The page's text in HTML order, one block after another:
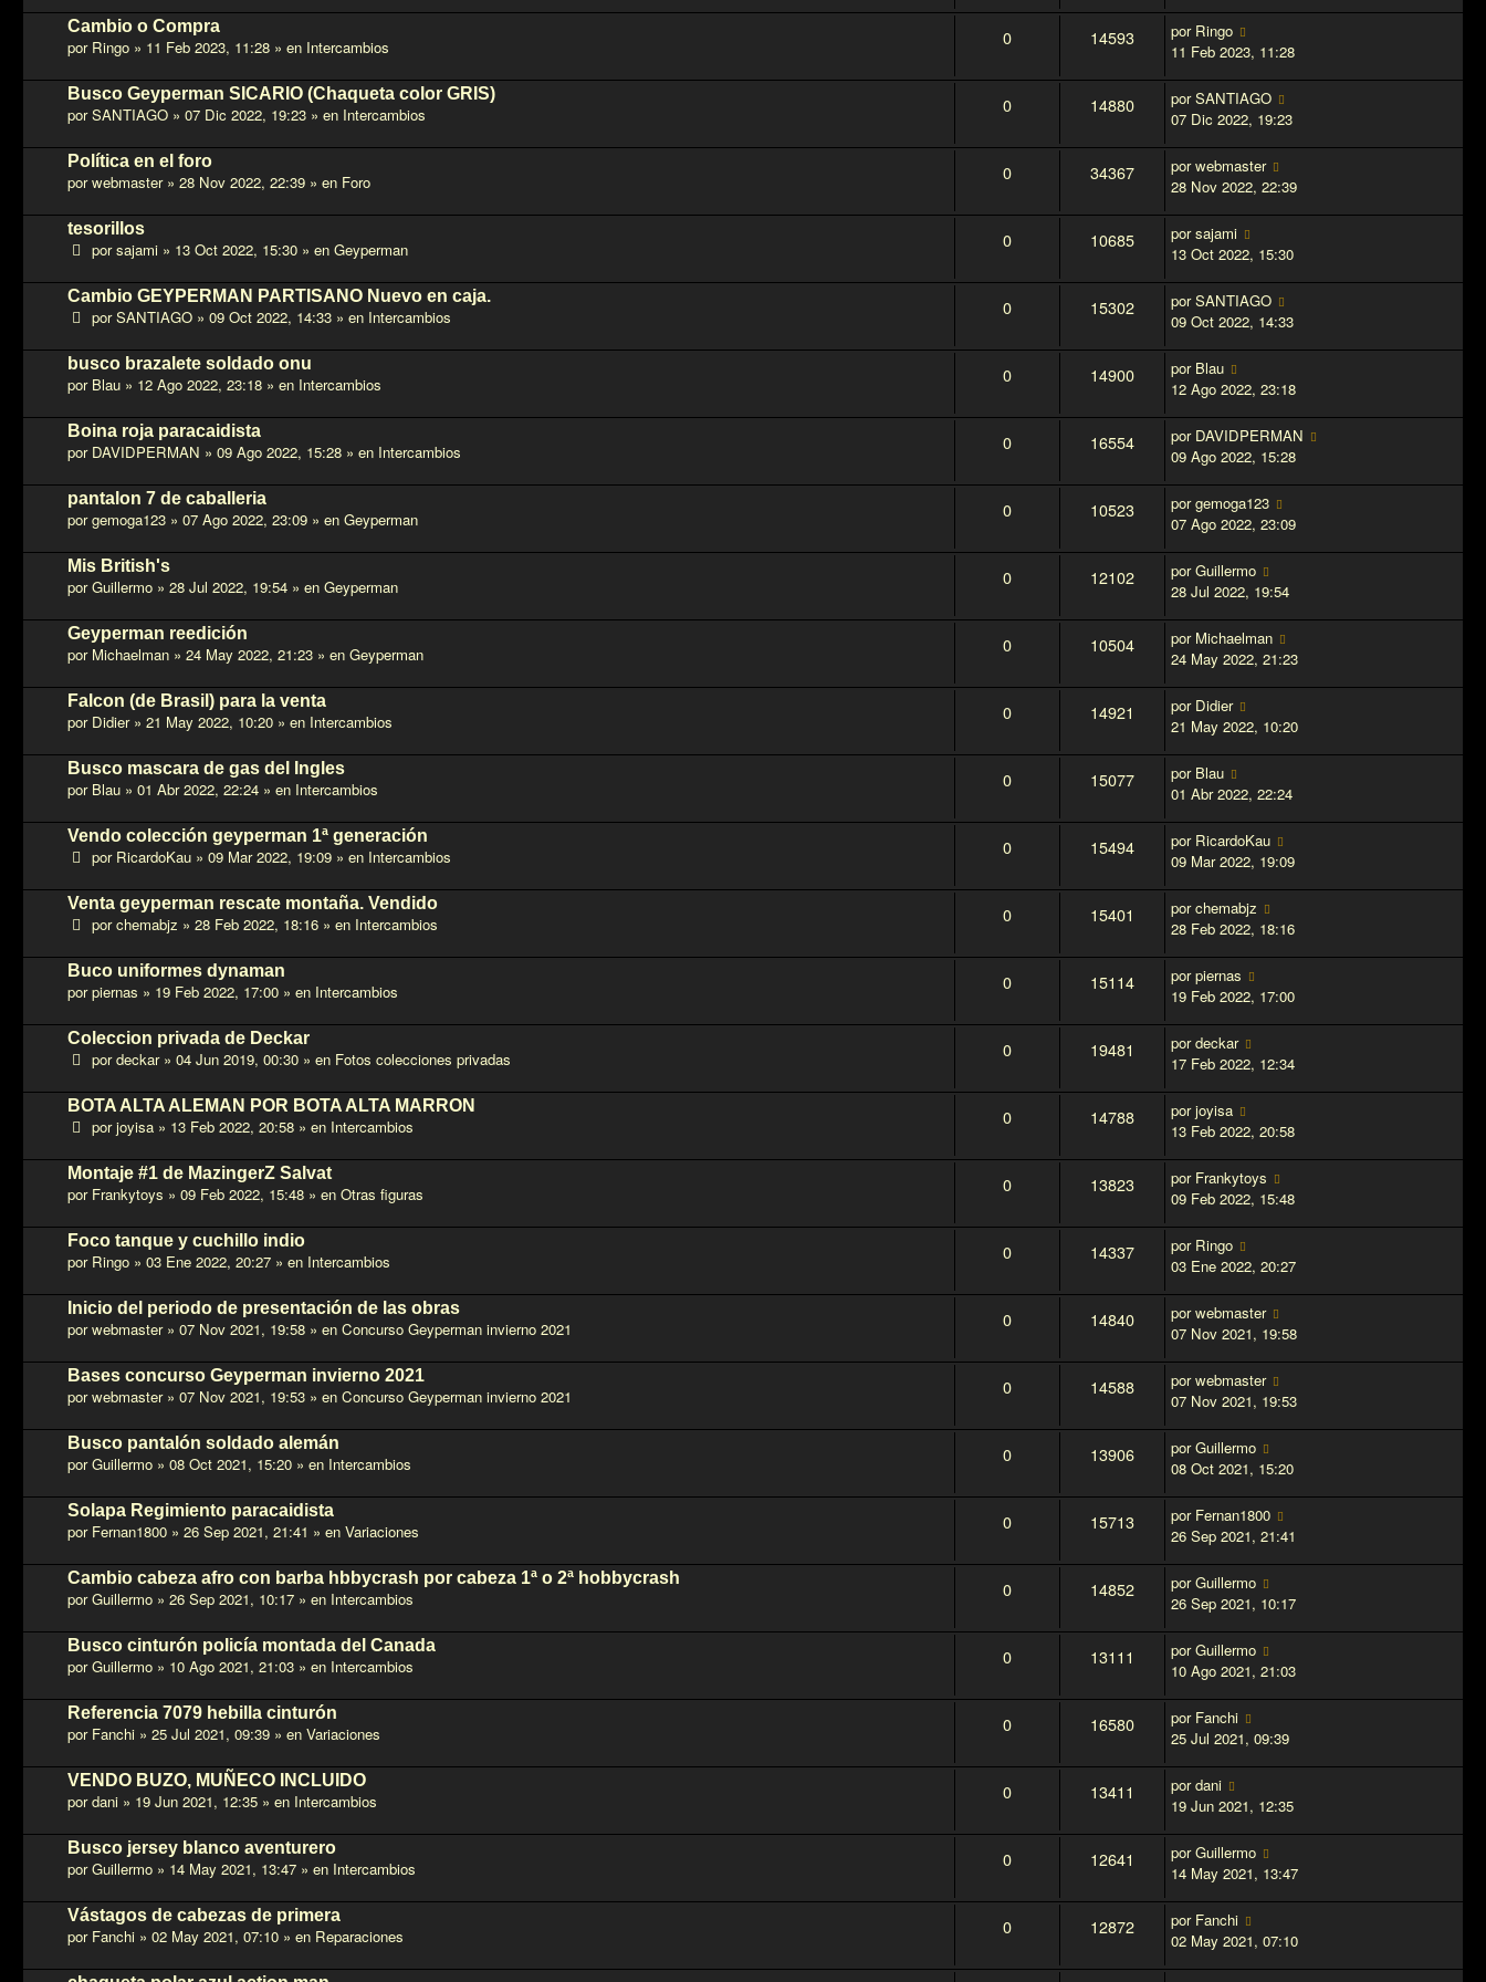
Cambio o Compra
por Ringo » 11 Feb 2023, 11:28 » en Intercambios 0 14593 por Ringo
11 Feb 2023, 11:28
Busco Geyperman SICARIO (Chaqueta color GRIS)
porSANTIAGO » 07 Dic 2022, 19:23 » en Intercambios 0 14880 porSANTIAGO
07 Dic 2022, 19:23
Política en el foro
porwebmaster» 28 Nov 2022, 22:39 » en Foro 0 34367 porwebmaster
28 Nov 2022, 22:39
tesorillos
porsajami » 13 Oct 2022, 15:30 » en Geyperman 0 10685 porsajami
13 Oct 2022, 15:30
Cambio GEYPERMAN PARTISANO Nuevo en caja.
porSANTIAGO » 09 Oct 2022, 14:33 » en Intercambios 0 15302 porSANTIAGO
09 Oct 2022, 14:33
busco brazalete soldado onu
por Blau » 12 Ago 2022, 23:18 » en Intercambios 0 14900 por Blau
12 Ago 2022, 23:18
Boina roja paracaidista
por DAVIDPERMAN » 09 Ago 2022, 15:28 » en Intercambios 0 16554 por DAVIDPERMAN
09 Ago 2022, 15:28
pantalon 7 de caballeria
porgemoga123 » 07 Ago 2022, 23:09 » en Geyperman 0 10523 porgemoga123
07 Ago 2022, 23:09
Mis British's
porGuillermo » 28 Jul 2022, 19:54 » en Geyperman 0 12102 porGuillermo
28 Jul 2022, 19:54
Geyperman reedición
por Michaelman » 24 May 2022, 21:23 » en Geyperman 0 10504 por Michaelman
24 May 2022, 21:23
Falcon (de Brasil) para la venta
por Didier» 21 May 2022, 10:20 » en Intercambios 0 14921 por Didier
21 May 2022, 10:20
Busco mascara de gas del Ingles
por Blau » 01 Abr 2022, 22:24 » en Intercambios 0 15077 por Blau
01 Abr 2022, 22:24
Vendo colección geyperman 1ª generación
por RicardoKau » 09 Mar 2022, 19:09 » en Intercambios 0 15494 por RicardoKau
09 Mar 2022, 19:09
Venta geyperman rescate montaña. Vendido
porchemabjz » 28 Feb 2022, 18:16 » en Intercambios 0 15401 porchemabjz
28 Feb 2022, 18:16
Buco uniformes dynaman
porpiernas » 19 Feb 2022, 17:00 » en Intercambios 0 15114 porpiernas
19 Feb 2022, 17:00
Coleccion privada de Deckar
pordeckar» 04 Jun 2019, 00:30 » en Fotos colecciones privadas 0 19481 pordeckar
17 Feb 2022, 12:34
BOTA ALTA ALEMAN POR BOTA ALTA MARRON
porjoyisa » 13 Feb 2022, 20:58 » en Intercambios 0 14788 porjoyisa
13 Feb 2022, 20:58
Montaje #1 de MazingerZ Salvat
por Frankytoys » 09 Feb 2022, 15:48 » en Otras figuras 0 13823 por Frankytoys
09 Feb 2022, 15:48
Foco tanque y cuchillo indio
por Ringo » 03 Ene 2022, 20:27 » en Intercambios 0 14337 por Ringo
03 Ene 2022, 20:27
Inicio del periodo de presentación de las obras
porwebmaster» 07 Nov 2021, 19:58 » en Concurso Geyperman invierno 2021 0 14840 porwebmaster
07 Nov 2021, 19:58
Bases concurso Geyperman invierno 2021
porwebmaster» 07 Nov 2021, 19:53 » en Concurso Geyperman invierno 2021 0 14588 porwebmaster
07 Nov 2021, 19:53
Busco pantalón soldado alemán
porGuillermo » 08 Oct 2021, 15:20 » en Intercambios 0 13906 porGuillermo
08 Oct 2021, 15:20
Solapa Regimiento paracaidista
por Fernan1800 » 26 Sep 2021, 21:41 » en Variaciones 0 15713 por Fernan1800
26 Sep 2021, 21:41
Cambio cabeza afro con barba hbbycrash por cabeza 1ª o 2ª hobbycrash
porGuillermo » 26 Sep 2021, 10:17 » en Intercambios 0 14852 porGuillermo
26 Sep 2021, 10:17
Busco cinturón policía montada del Canada
porGuillermo » 10 Ago 2021, 21:03 » en Intercambios 0 13111 porGuillermo
10 Ago 2021, 21:03
Referencia 7079 hebilla cinturón
por Fanchi » 25 Jul 2021, 09:39 » en Variaciones 0 16580 por Fanchi
25 Jul 2021, 09:39
VENDO BUZO, MUÑECO INCLUIDO
pordani » 19 Jun 2021, 12:35 » en Intercambios 0 13411 pordani
19 Jun 2021, 12:35
Busco jersey blanco aventurero
porGuillermo » 14 May 2021, 13:47 » en Intercambios 0 12641 porGuillermo
14 May 2021, 13:47
Vástagos de cabezas de primera
por Fanchi » 02 May 2021, 07:10 » en Reparaciones 0 12872 por Fanchi
02 May 2021, 07:10